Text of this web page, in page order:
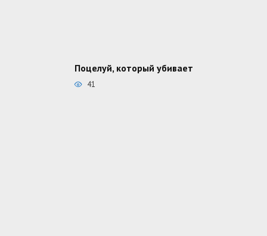
Поцелуй, который убивает
41